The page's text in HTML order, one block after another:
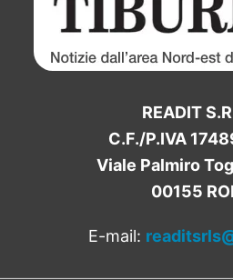
READIT
C.F./P.IVA
Viale Palmiro
00155
E-mail: